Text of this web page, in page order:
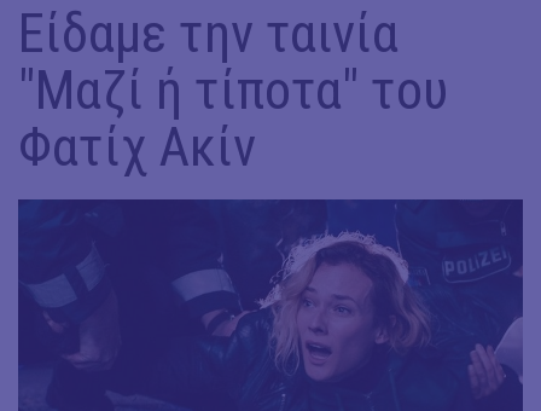
Είδαμε την ταινία
"Μαζί ή τίποτα" του
Φατίχ Ακίν